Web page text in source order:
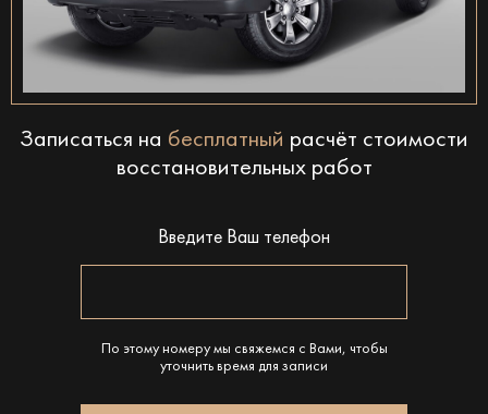
Записаться на бесплатный расчёт стоимости
восстановительных работ
Введите Ваш телефон
По этому номеру мы свяжемся с Вами, чтобы
уточнить время для записи